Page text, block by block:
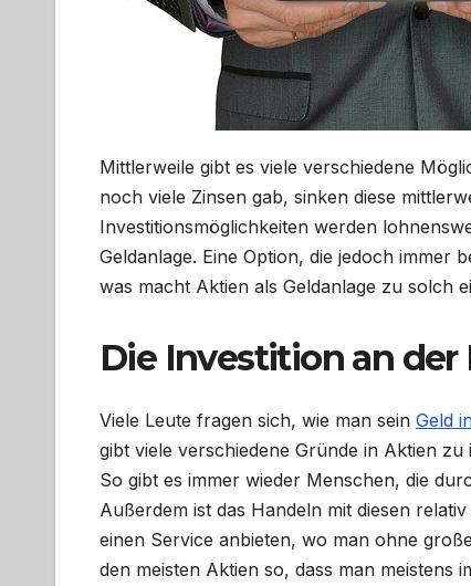
Mittlerweile gibt es viele verschiedene
noch viele Zinsen gab, sinken diese
Investitionsmöglichkeiten werden
Geldanlage. Eine Option, die jedoch immer
was macht Aktien als Geldanlage zu solch
Die Investition an
Viele Leute fragen sich, wie man sein Geld
gibt viele verschiedene Gründe in Aktien
So gibt es immer wieder Menschen, die
Außerdem ist das Handeln mit diesen
einen Service anbieten, wo man ohne
den meisten Aktien so, dass man meistens